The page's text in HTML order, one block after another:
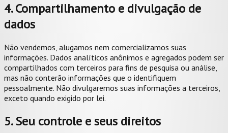
4. Compartilhamento e divulgação de
dados
Não vendemos, alugamos nem comercializamos suas
informações. Dados analíticos anônimos e agregados podem ser
compartilhados com terceiros para fins de pesquisa ou análise,
mas não conterão informações que o identifiquem
pessoalmente. Não divulgaremos suas informações a terceiros,
exceto quando exigido por lei.
5. Seu controle e seus direitos